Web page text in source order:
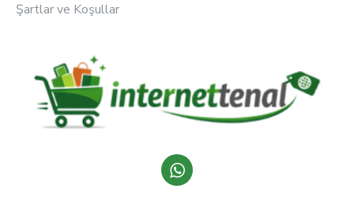
Şartlar ve Koşullar